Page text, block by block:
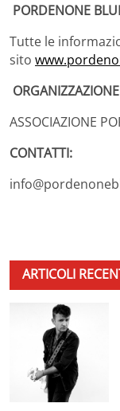
PORDENONE
Tutte le
sito
ASSOCIAZIONE
CONTATTI:
ARTICOLI